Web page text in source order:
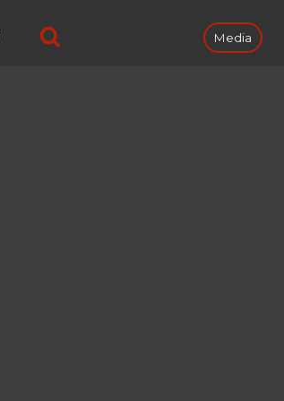
Media